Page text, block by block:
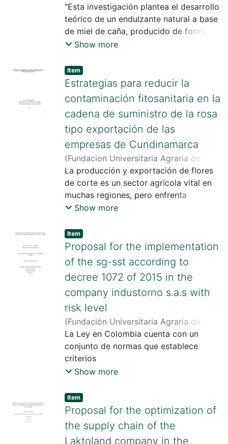
Colombia,2025)Galindo Guevara,
Jorge Iván ;Morales Martínez, Ana María
"Esta investigación plantea el desarrollo
teórico de un endulzante natural a base
de miel de caña, producido de forma
artesanal en los trapiches del municipio
alternativa para diversificar el sector
panelero local. La problemática
abordada surge de la limitada
rentabilidad de la producción
tradicional de panela, el uso de
tecnologías rudimentarias y la escasa
valorización de subproductos como la
miel de caña, a pesar de su potencial
nutricional y funcional. El estudio se
llevó a cabo mediante una metodología
descriptiva e inductiva, apoyada en
revisión bibliográfica especializada y
artesanal de producción
panelera. S"
Show more
Item
Estrategias para reducir la
contaminación fitosanitaria en la
cadena de suministro de la rosa
tipo exportación de las
empresas de Cundinamarca
(Fundacion Universitaria Agraria de
Colombia,2024)Bustos, Manuel
Andrés;Galindo , Johan Sebastián;
Lozano Gil , Rubén Alberto
La producción y exportación de flores
de corte es un sector agrícola vital en
muchas regiones, pero enfrenta
desafíos significativos relacionados con
producto. Las plagas, que pueden ser
insectos, ácaros, enfermedades u otros
organismos dañinos, generan complejas
problemáticas que impactan a
productores, exportadores y a la
industria en general. Entre las
principales plagas que afectan a los
cultivos de flores se encuentran la
araña roja, trips y minadores de hojas ,
así como enfermedades como el mildiú
velloso y el moho gris causado por
Botrytis cinérea
Show more
Item
Proposal for the implementation
of the sg-sst according to
decree 1072 of 2015 in the
company industorno s.a.s with
risk level
(Fundación Universitaria Agraria de
Colombia ,2022)Moreno Leguizamón,
Laura Camila;Cogollo Chaparro, María
Fernanda
La Ley en Colombia cuenta con un
conjunto de normas que establece
criterios
básicos para la creación formal de
jurídico hasta
el económico, y en particular para el
Sistema de Gestión de Seguridad y
Salud
Show more
Item
Proposal for the optimization of
the supply chain of the
Laktoland company in the